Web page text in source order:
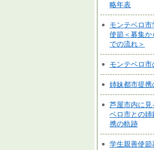
略年表
モンテベロ市
使節＜募集か
での流れ＞
モンテベロ市
姉妹都市提携
芦屋市内に見
ベロ市との姉
携の軌跡
学生親善使節